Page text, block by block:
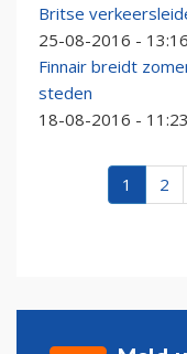
Britse
25-08-2016 - 13:16
Finnair breidt
steden
18-08-2016 - 11:23
1 2